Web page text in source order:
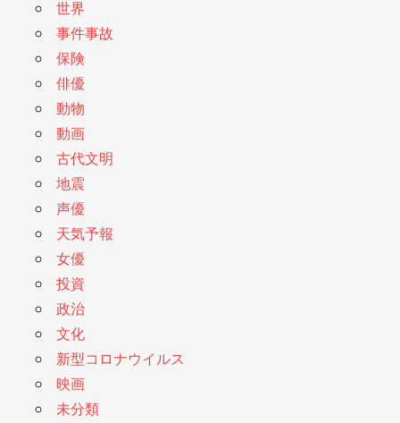
世界
事件事故
保険
俳優
動物
動画
古代文明
地震
声優
天気予報
女優
投資
政治
文化
新型コロナウイルス
映画
未分類